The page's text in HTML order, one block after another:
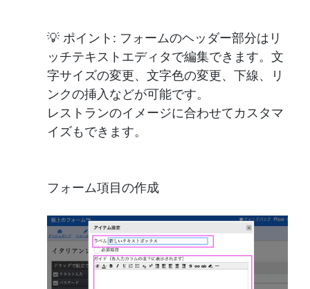
💡 ポイント: フォームのヘッダー部分はリ
ッチテキストエディタで編集できます。文
字サイズの変更、文字色の変更、下線、リ
ンクの挿入などが可能です。
レストランのイメージに合わせてカスタマ
イズもできます。
フォーム項目の作成